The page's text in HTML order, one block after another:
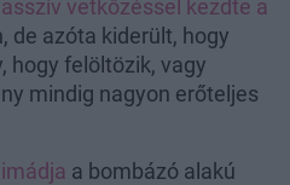
vetkőzéssel kezdte a
de azóta kiderült, hogy
hogy felöltözik, vagy
mindig nagyon erőteljes
a bombázó alakú